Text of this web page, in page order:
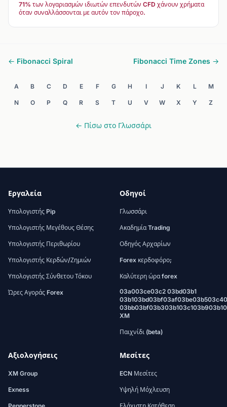
71% των λογαριασμών ιδιωτών επενδυτών CFD χάνουν χρήματα
όταν συναλλάσσονται με αυτόν τον πάροχο.
← Fibonacci Spiral Fibonacci Time Zones →
A B C D E F G H I J K L M
N O P Q R S T U V W X Y Z
← Πίσω στο Γλωσσάρι
Εργαλεία
Υπολογιστής Pip
Υπολογιστής Μεγέθους Θέσης
Υπολογιστής Περιθωρίου
Υπολογιστής Κερδών/Ζημιών
Υπολογιστής Σύνθετου Τόκου
Ώρες Αγοράς Forex
Οδηγοί
Γλωσσάρι
Ακαδημία Trading
Οδηγός Αρχαρίων
Forex κερδοφόρο;
Καλύτερη ώρα forex
03a003ce03c2 03bd03b1
XM
Παιχνίδι (beta)
Αξιολογήσεις
XM Group
Exness
Μεσίτες
ECN Μεσίτες
Υψηλή Μόχλευση